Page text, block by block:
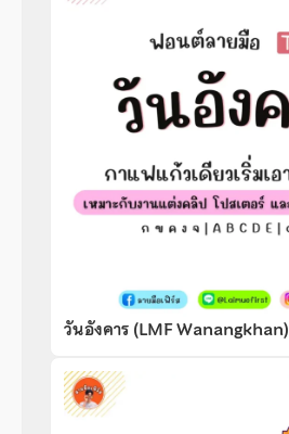
วันอังคาร (LMF Wanangkhan)